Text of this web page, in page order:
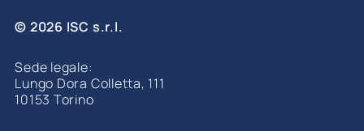
© 2026 ISC s.r.l.
Sede legale:
Lungo Dora Colletta, 111
10153 Torino